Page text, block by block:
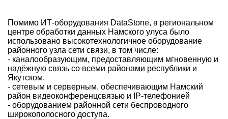
Помимо ИТ-оборудования DataStone, в региональном
центре обработки данных Намского улуса было
использовано высокотехнологичное оборудование
районного узла сети связи, в том числе:
- каналообразующим, предоставляющим мгновенную и
надёжную связь со всеми районами республики и
Якутском.
- сетевым и серверным, обеспечивающим Намский
район видеоконференцсвязью и IP-телефонией
- оборудованием районной сети беспроводного
широкополосного доступа.